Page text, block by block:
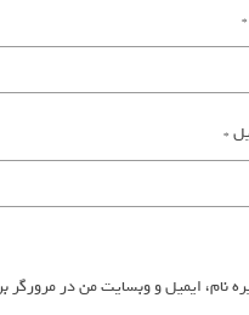
*
*
نام، ایمیل و وبسایت من در مرورگر